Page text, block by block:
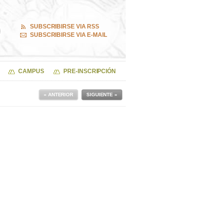
SUBSCRIBIRSE VIA RSS
SUBSCRIBIRSE VIA E-MAIL
CAMPUS PRE-INSCRIPCIÓN
SIGUIENTE »
« ANTERIOR